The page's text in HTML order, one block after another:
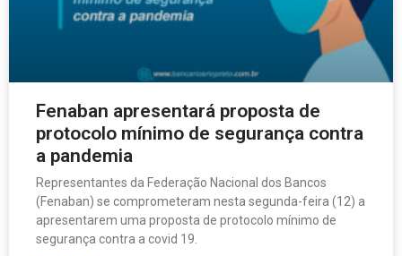
Fenaban apresentará proposta de
protocolo mínimo de segurança contra
a pandemia
Representantes da Federação Nacional dos Bancos
(Fenaban) se comprometeram nesta segunda-feira (12) a
apresentarem uma proposta de protocolo mínimo de
segurança contra a covid 19.